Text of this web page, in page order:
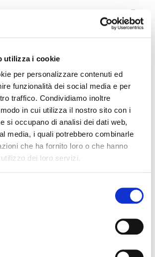
utilizza i cookie
per personalizzare contenuti ed
funzionalità dei social media e per
traffico. Condividiamo inoltre
in cui utilizza il nostro sito con i
si occupano di analisi dei dati web,
media, i quali potrebbero combinarle
che ha fornito loro o che hanno
dei loro servizi.
Tray
Yellow color
ORIGIN STORAGE
does not need to be refrigerated and that